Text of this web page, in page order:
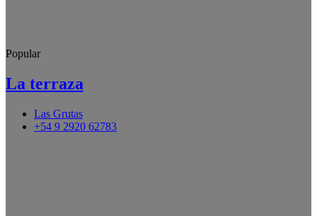
Popular
La terraza
Las Grutas
+54 9 2920 62783